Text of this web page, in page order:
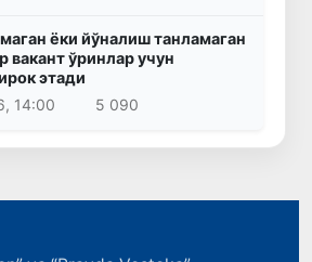
ёки йўналиш танламаган
вакант ўринлар учун
этади
14:00
5 090